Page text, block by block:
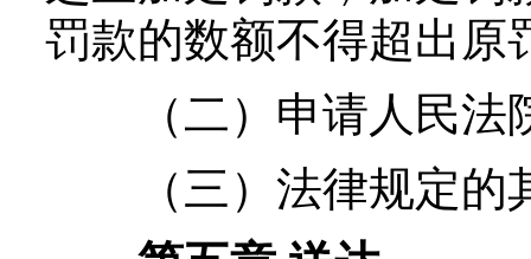
罚款的数额不得超出原
（二）申请人民法
（三）法律规定的